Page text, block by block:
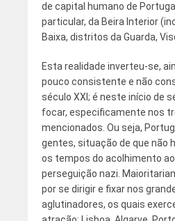
de capital humano de
particular, da Beira Interior
Baixa, distritos da Guarda,
Esta realidade inverteu-se,
pouco consistente e não
século XXI; é neste início de
focar, especificamente nos
mencionados. Ou seja,
gentes, situação de que não
os tempos do acolhimento
perseguição nazi.
por se dirigir e fixar nos
aglutinadores, os quais